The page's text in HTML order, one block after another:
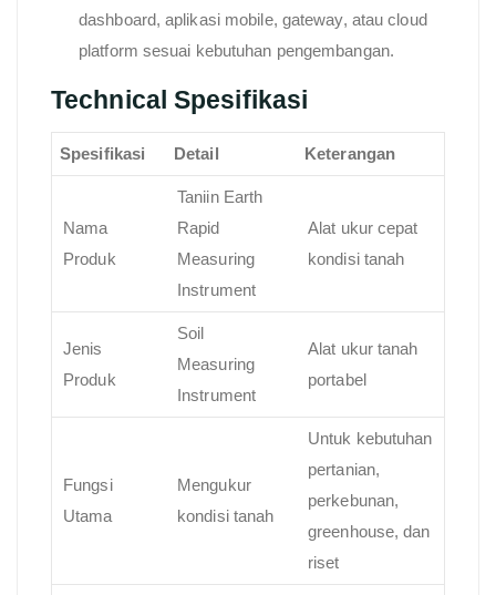
dashboard, aplikasi mobile, gateway, atau cloud
platform sesuai kebutuhan pengembangan.
Technical Spesifikasi
Spesifikasi Detail Keterangan
Nama
Produk
Taniin Earth
Rapid
Measuring
Instrument
Alat ukur cepat
kondisi tanah
Jenis
Produk
Soil
Measuring
Instrument
Alat ukur tanah
portabel
Fungsi
Utama
Mengukur
kondisi tanah
Untuk kebutuhan
pertanian,
perkebunan,
greenhouse, dan
riset